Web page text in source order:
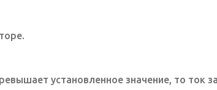
установленное значение, то ток